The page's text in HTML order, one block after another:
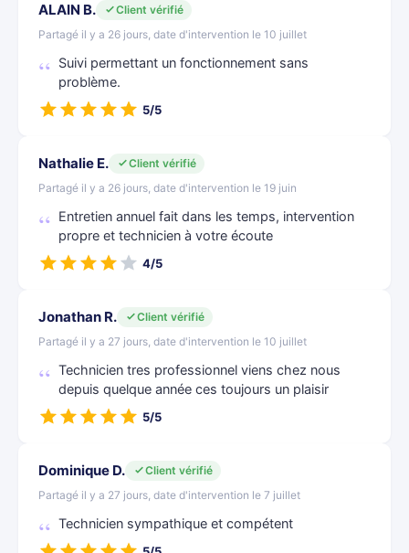
ALAIN B.
Client vérifié
Partagé il y a 26 jours, date d'intervention le 10 juillet
Suivi permettant un fonctionnement sans
problème.
5/5
Nathalie E.
Client vérifié
Partagé il y a 26 jours, date d'intervention le 19 juin
Entretien annuel fait dans les temps, intervention
propre et technicien à votre écoute
4/5
Jonathan R.
Client vérifié
Partagé il y a 27 jours, date d'intervention le 10 juillet
Technicien tres professionnel viens chez nous
depuis quelque année ces toujours un plaisir
5/5
Dominique D.
Client vérifié
Partagé il y a 27 jours, date d'intervention le 7 juillet
Technicien sympathique et compétent